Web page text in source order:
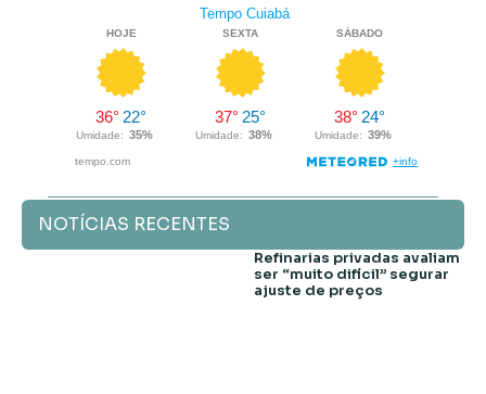
NOTÍCIAS RECENTES
Refinarias privadas avaliam
ser “muito difícil” segurar
ajuste de preços